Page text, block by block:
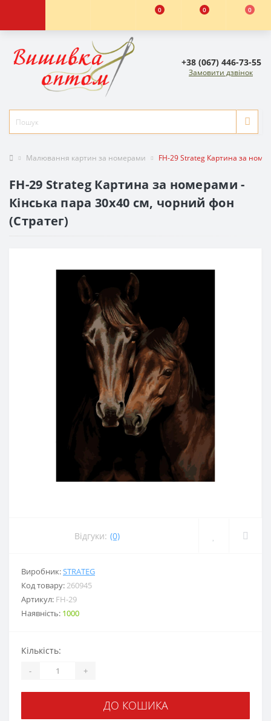
0 0 0
+38 (067) 446-73-55
Замовити дзвінок
Малювання картин за номерами FH-29 Strateg Картина за
FH-29 Strateg Картина за номерами -
Кінська пара 30x40 см, чорний фон
(Стратег)
Відгуки: (0)
Виробник:STRATEG
Код товару:260945
Артикул: FH-29
Наявність: 1000
Кількість:
- +
ДО КОШИКА